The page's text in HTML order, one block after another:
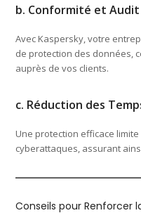
b. Conformité et Audit
Avec Kaspersky, votre
de protection des données,
auprès de vos clients.
c. Réduction des
Une protection efficace
cyberattaques, assurant
Conseils pour Renforcer